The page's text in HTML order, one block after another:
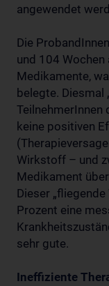
angewendet
Die
und 104 Wochen
Medikamente,
belegte. Diesmal
TeilnehmerInnen
keine positiven
Wirkstoff – und
Medikament
Dieser
Prozent eine
sehr gute.
Ineffiziente